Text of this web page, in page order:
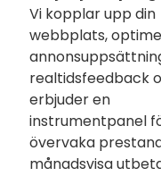
Vi kopplar upp din
webbplats,
realtidsfeedback
erbjuder en
instrumentpanel
övervaka
månadsvisa